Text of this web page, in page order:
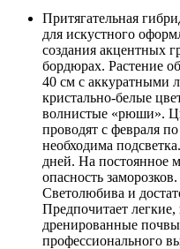
Притягательная
для искустного
создания акцентных
бордюрах. Растение
40 см с аккуратными
кристально-белые
волнистые «рюши».
проводят с февраля
необходима
дней. На постоянное
опасность
Светолюбива и
Предпочитает
дренированные
профессионального